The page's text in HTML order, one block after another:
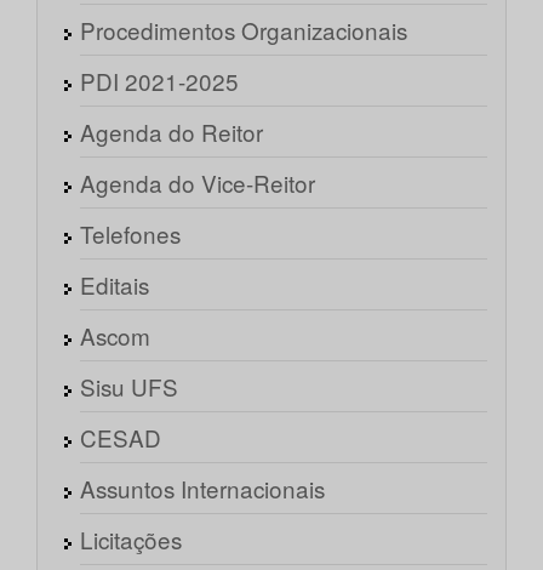
Procedimentos Organizacionais
PDI 2021-2025
Agenda do Reitor
Agenda do Vice-Reitor
Telefones
Editais
Ascom
Sisu UFS
CESAD
Assuntos Internacionais
Licitações